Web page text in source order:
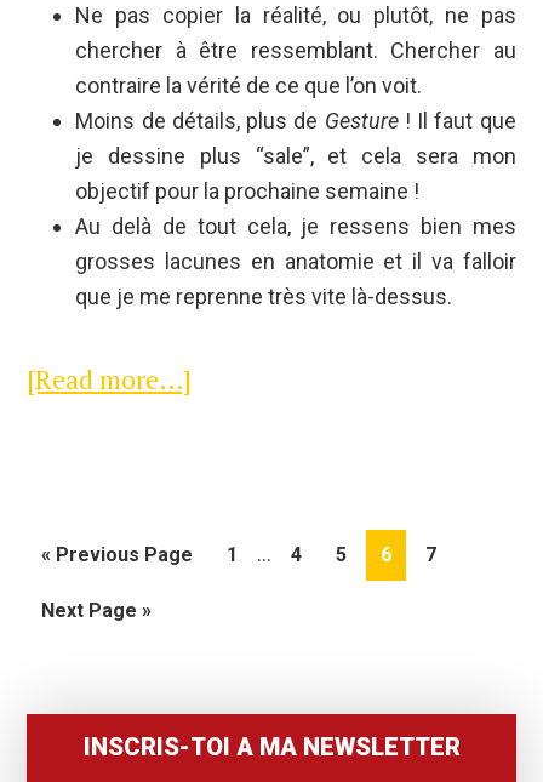
Ne pas copier la réalité, ou plutôt, ne pas
chercher à être ressemblant. Chercher au
contraire la vérité de ce que l’on voit.
Moins de détails, plus de Gesture! Il faut que
je dessine plus “sale”, et cela sera mon
objectif pour la prochaine semaine !
Au delà de tout cela, je ressens bien mes
grosses lacunes en anatomie et il va falloir
que je me reprenne très vite là-dessus.
[Read more…]
Dessiner
« Go
Previous Page
Go
1
Interim
…
Go
4
Go
5
Go
to
6
Go
7
Go
Next Page »
Sidebar
INSCRIS-TOI A MA NEWSLETTER